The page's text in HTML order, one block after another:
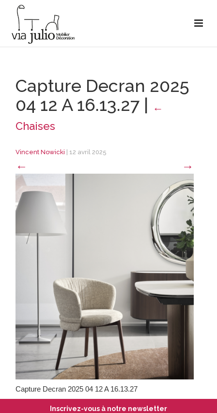
Capture Decran 2025
04 12 A 16.13.27 | ←
Chaises
Vincent Nowicki 12 avril 2025
← →
Capture Decran 2025 04 12 A 16.13.27
Inscrivez-vous à notre newsletter